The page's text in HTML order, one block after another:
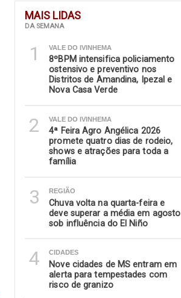
MAIS LIDAS
DA SEMANA
1 VALE DO IVINHEMA
8ºBPM intensifica policiamento
ostensivo e preventivo nos
Distritos de Amandina, Ipezal e
Nova Casa Verde
2 VALE DO IVINHEMA
4ª Feira Agro Angélica 2026
promete quatro dias de rodeio,
shows e atrações para toda a
família
3 REGIÃO
Chuva volta na quarta-feira e
deve superar a média em agosto
sob influência do El Niño
4 CIDADES
Nove cidades de MS entram em
alerta para tempestades com
risco de granizo